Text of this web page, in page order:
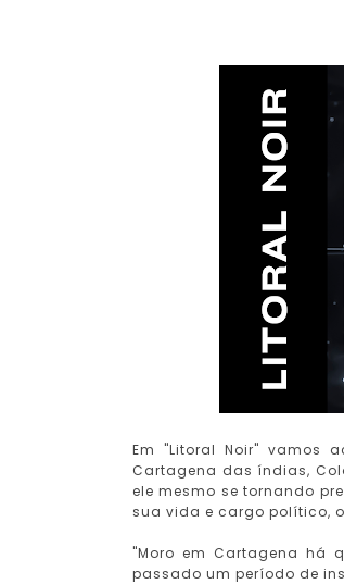
Em "Litoral Noir" vamos
Cartagena das índias,
ele mesmo se tornando
sua vida e cargo político,
"Moro em Cartagena há
passado um período de